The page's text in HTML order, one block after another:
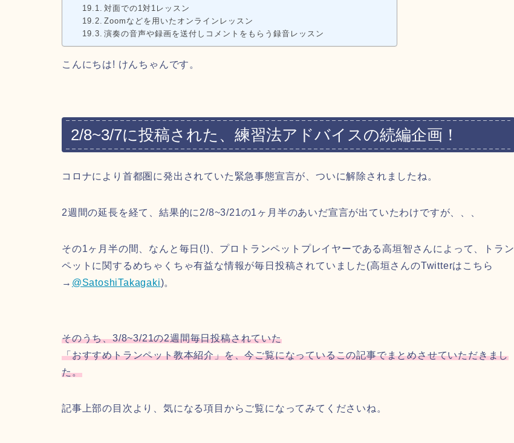
対面での1対1レッスン
Zoomなどを用いたオンラインレッスン
演奏の音声や録画を送付しコメントをもらう録音レッスン
こんにちは! けんちゃんです。
2/8~3/7に投稿された、練習法アドバイスの続編企画！
コロナにより首都圏に発出されていた緊急事態宣言が、ついに解除されましたね。
2週間の延長を経て、結果的に2/8~3/21の1ヶ月半のあいだ宣言が出ていたわけですが、、、
その1ヶ月半の間、なんと毎日(!)、プロトランペットプレイヤーである高垣智さんによって、トラン
ペットに関するめちゃくちゃ有益な情報が毎日投稿されていました(高垣さんのTwitterはこちら
→ @SatoshiTakagaki)。
そのうち、3/8~3/21の2週間毎日投稿されていた
「おすすめトランペット教本紹介」を、今ご覧になっているこの記事でまとめさせていただきまし
た。
記事上部の目次より、気になる項目からご覧になってみてくださいね。